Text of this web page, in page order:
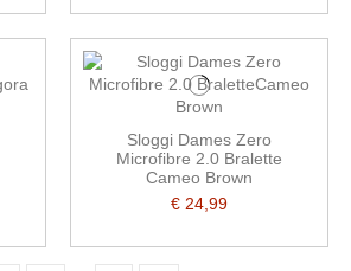
Sloggi Dames Zero
Microfibre 2.0 Bralette
Cameo Brown
€ 24,99